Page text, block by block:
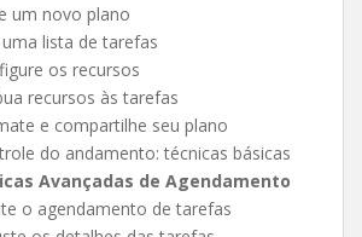
um novo plano
uma lista de tarefas
os recursos
recursos às tarefas
e compartilhe seu plano
do andamento: técnicas básicas
Avançadas de Agendamento
o agendamento de tarefas